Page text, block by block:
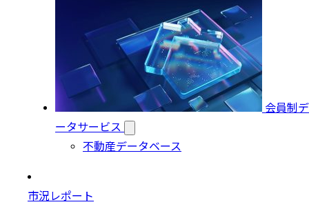
会員制デ
ータサービス
不動産データベース
市況レポート